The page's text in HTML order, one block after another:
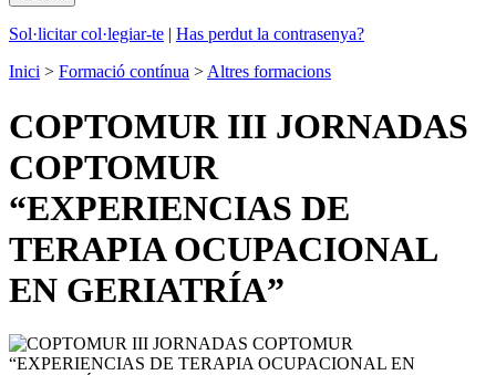
Sol·licitar col·legiar-te | Has perdut la contrasenya?
Inici > Formació contínua > Altres formacions
COPTOMUR III JORNADAS
COPTOMUR
“EXPERIENCIAS DE
TERAPIA OCUPACIONAL
EN GERIATRÍA”